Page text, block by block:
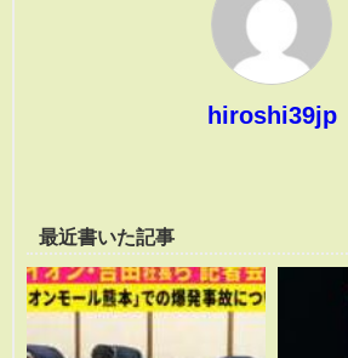
hiroshi39jp
最近書いた記事